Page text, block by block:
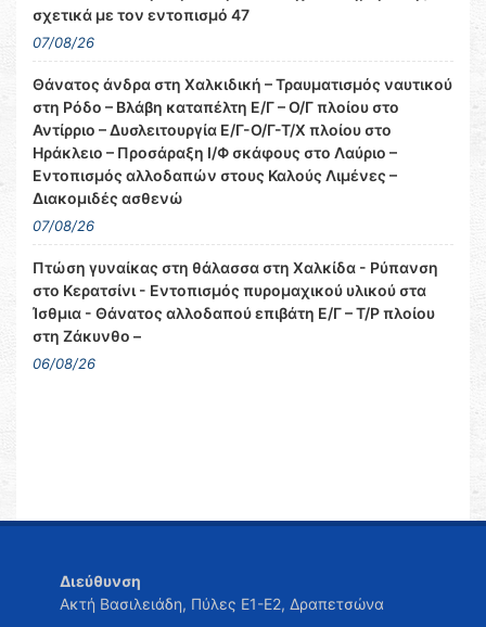
σχετικά με τον εντοπισμό 47
07/08/26
Θάνατος άνδρα στη Χαλκιδική – Τραυματισμός ναυτικού
στη Ρόδο – Βλάβη καταπέλτη Ε/Γ – Ο/Γ πλοίου στο
Αντίρριο – Δυσλειτουργία Ε/Γ-Ο/Γ-Τ/Χ πλοίου στο
Ηράκλειο – Προσάραξη Ι/Φ σκάφους στο Λαύριο –
Εντοπισμός αλλοδαπών στους Καλούς Λιμένες –
Διακομιδές ασθενώ
07/08/26
Πτώση γυναίκας στη θάλασσα στη Χαλκίδα - Ρύπανση
στο Κερατσίνι - Εντοπισμός πυρομαχικού υλικού στα
Ίσθμια - Θάνατος αλλοδαπού επιβάτη Ε/Γ – Τ/Ρ πλοίου
στη Ζάκυνθο –
06/08/26
Διεύθυνση
Ακτή Βασιλειάδη, Πύλες Ε1-Ε2, Δραπετσώνα